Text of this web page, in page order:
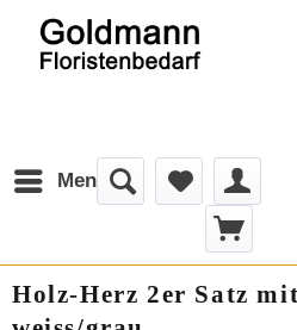
Menü
Holz-Herz 2er Satz